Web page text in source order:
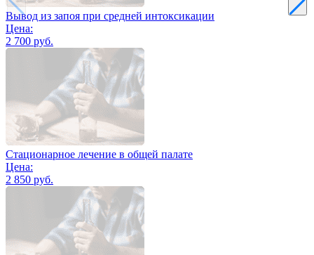
Вывод из запоя при средней интоксикации
Цена:
2 700 руб.
Стационарное лечение в общей палате
Цена:
2 850 руб.